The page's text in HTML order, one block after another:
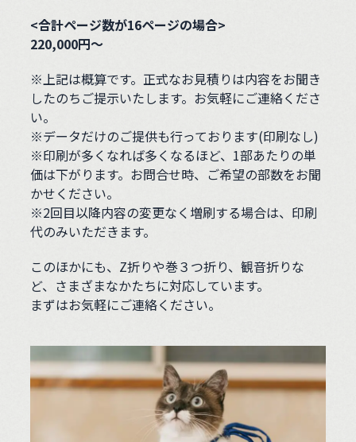
<合計ページ数が16ページの場合>
220,000円～
※上記は概算です。正式なお見積りは内容をお聞き
したのちご提示いたします。お気軽にご連絡くださ
い。
※データだけのご提供も行っております(印刷なし)
※印刷が多くなれば多くなるほど、1部あたりの単
価は下がります。お問合せ時、ご希望の部数をお聞
かせください。
※2回目以降内容の変更なく増刷する場合は、印刷
代のみいただきます。
このほかにも、Z折りや巻３つ折り、観音折りな
ど、さまざまなかたちに対応しています。
まずはお気軽にご連絡ください。